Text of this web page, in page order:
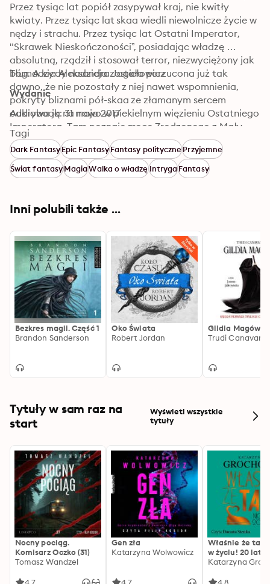
Przez tysiąc lat popiół zasypywał kraj, nie kwitły
kwiaty. Przez tysiąc lat skaa wiedli niewolnicze życie w
nędzy i strachu. Przez tysiąc lat Ostatni Imperator,
"Skrawek Nieskończoności”, posiadając władzę
absolutną, rządził i stosował terror, niezwyciężony jak
bóg. A kiedy nadzieja została porzucona już tak
dawno, że nie pozostały z niej nawet wspomnienia,
pokryty bliznami pół-skaa ze złamanym sercem
odkrywa ją na nowo w piekielnym więzieniu Ostatniego
Imperatora. Tam poznaje moce Zrodzonego z Mgły.
Znakomity złodziejaszek i urodzony przywódca,
wykorzystuje swoje talenty w intrydze, która ma
pozbawić tronu i władzy samego Ostatniego
Imperatora.
Tłumaczy: Aleksandra Jagiełowicz
Wydanie
Audiobook: 31 maja 2017
Tagi
Dark FantasyEpic FantasyFantasy politycznePrzyjemne
Świat fantasyMagiaWalka o władzęIntrygaFantasy
Inni polubili także ...
Bezkres magii. Część 1
Brandon Sanderson
Oko Świata
Robert Jordan
Gildia Magów
Trudi Canavan
Tytuły w sam raz na
start
Wyświetl wszystkie
tytuły
Nocny pociąg.
Komisarz Oczko (31)
Tomasz Wandzel
Gen zła
Katarzyna Wolwowicz
Właśnie że tak!
w życiu! 20 lat
Katarzyna